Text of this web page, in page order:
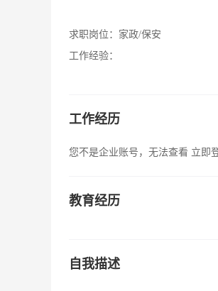
求职岗位： 家政/保安
工作经验：
工作经历
您不是企业账号，无法查看 立即
教育经历
自我描述